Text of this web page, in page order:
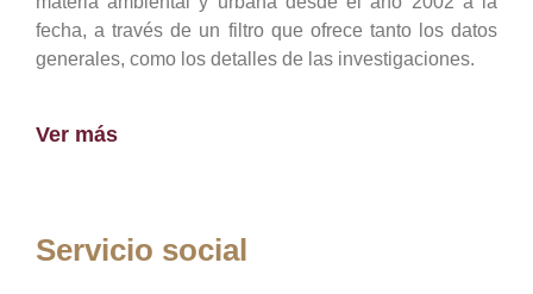
fecha, a través de un filtro que ofrece tanto los datos
generales, como los detalles de las investigaciones.
Ver más
Servicio social